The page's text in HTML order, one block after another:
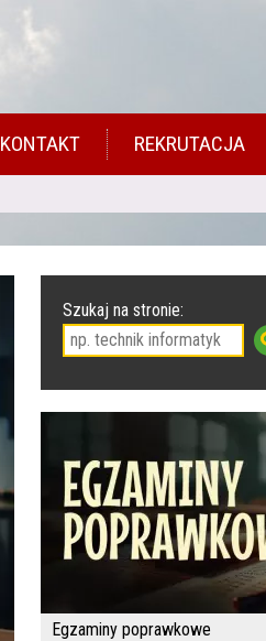
KONTAKT REKRUTACJA
Szukaj na stronie:
Egzaminy poprawkowe